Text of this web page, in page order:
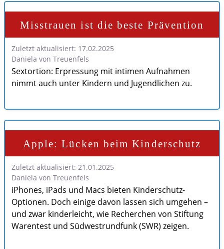
Misstrauen ist die beste Prävention
Zuletzt aktualisiert: 17.02.2025
Daniela von Treuenfels
Sextortion: Erpressung mit intimen Aufnahmen
nimmt auch unter Kindern und Jugendlichen zu.
Apple: Lücken beim Kinderschutz
Zuletzt aktualisiert: 21.01.2025
Daniela von Treuenfels
iPhones, iPads und Macs bieten Kinderschutz-
Optionen. Doch einige davon lassen sich umgehen –
und zwar kinderleicht, wie Recherchen von Stiftung
Warentest und Südwestrundfunk (SWR) zeigen.